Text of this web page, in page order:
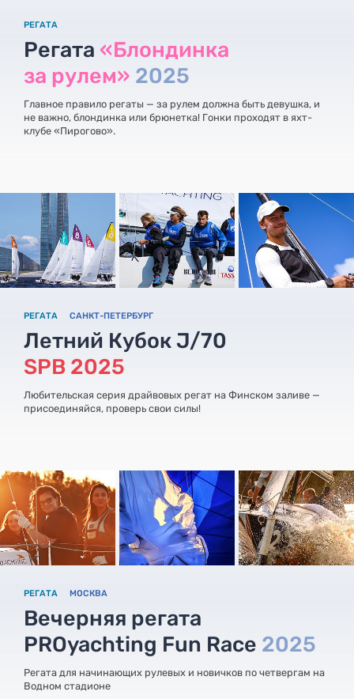
РЕГАТА
Регата «Блондинка
за рулем» 2025
Главное правило регаты — за рулем должна быть девушка, и
не важно, блондинка или брюнетка! Гонки проходят в яхт-
клубе «Пирогово».
РЕГАТА САНКТ-ПЕТЕРБУРГ
Летний Кубок J/70
SPB 2025
Любительская серия драйвовых регат на Финском заливе —
присоединяйся, проверь свои силы!
РЕГАТА МОСКВА
Вечерняя регата
PROyachting Fun Race 2025
Регата для начинающих рулевых и новичков по четвергам на
Водном стадионе